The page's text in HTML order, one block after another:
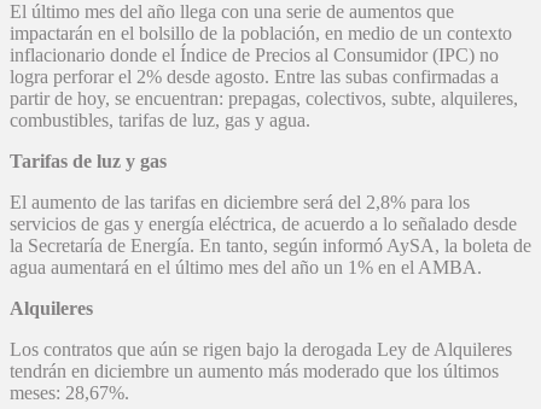
El último mes del año llega con una serie de aumentos que
impactarán en el bolsillo de la población, en medio de un contexto
inflacionario donde el Índice de Precios al Consumidor (IPC) no
logra perforar el 2% desde agosto. Entre las subas confirmadas a
partir de hoy, se encuentran: prepagas, colectivos, subte, alquileres,
combustibles, tarifas de luz, gas y agua.
Tarifas de luz y gas
El aumento de las tarifas en diciembre será del 2,8% para los
servicios de gas y energía eléctrica, de acuerdo a lo señalado desde
la Secretaría de Energía. En tanto, según informó AySA, la boleta de
agua aumentará en el último mes del año un 1% en el AMBA.
Alquileres
Los contratos que aún se rigen bajo la derogada Ley de Alquileres
tendrán en diciembre un aumento más moderado que los últimos
meses: 28,67%.